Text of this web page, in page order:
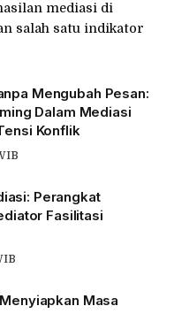
mediasi di
salah satu indikator
Mengubah Pesan:
Dalam Mediasi
Konflik
Perangkat
Fasilitasi
Masa